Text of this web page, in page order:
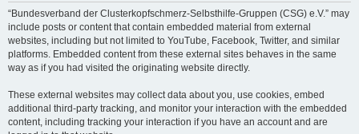
“Bundesverband der Clusterkopfschmerz-Selbsthilfe-Gruppen (CSG) e.V.” may
include posts or content that contain embedded material from external
websites, including but not limited to YouTube, Facebook, Twitter, and similar
platforms. Embedded content from these external sites behaves in the same
way as if you had visited the originating website directly.
These external websites may collect data about you, use cookies, embed
additional third-party tracking, and monitor your interaction with the embedded
content, including tracking your interaction if you have an account and are